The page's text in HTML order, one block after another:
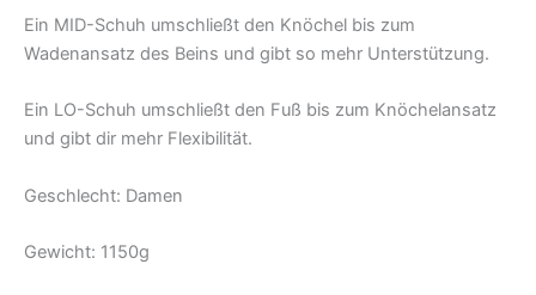
Ein MID-Schuh umschließt den Knöchel bis zum
Wadenansatz des Beins und gibt so mehr Unterstützung.
Ein LO-Schuh umschließt den Fuß bis zum Knöchelansatz
und gibt dir mehr Flexibilität.
Geschlecht: Damen
Gewicht: 1150g